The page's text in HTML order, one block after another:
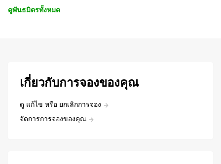
ดูพันธมิตรทั้งหมด
เกี่ยวกับการจองของคุณ
ดู แก้ไข หรือ ยกเลิกการจอง
จัดการการจองของคุณ